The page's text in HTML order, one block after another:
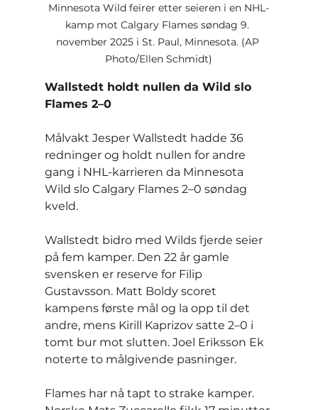
Minnesota Wild feirer etter seieren i en NHL-
kamp mot Calgary Flames søndag 9.
november 2025 i St. Paul, Minnesota. (AP
Photo/Ellen Schmidt)
Wallstedt holdt nullen da Wild slo
Flames 2–0
Målvakt Jesper Wallstedt hadde 36
redninger og holdt nullen for andre
gang i NHL-karrieren da Minnesota
Wild slo Calgary Flames 2–0 søndag
kveld.
Wallstedt bidro med Wilds fjerde seier
på fem kamper. Den 22 år gamle
svensken er reserve for Filip
Gustavsson. Matt Boldy scoret
kampens første mål og la opp til det
andre, mens Kirill Kaprizov satte 2–0 i
tomt bur mot slutten. Joel Eriksson Ek
noterte to målgivende pasninger.
Flames har nå tapt to strake kamper.